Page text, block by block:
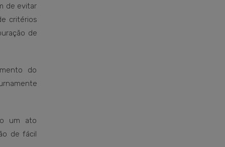
de evitar
critérios
de
do
um ato
de fácil